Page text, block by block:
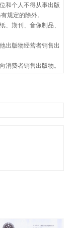
和个人不得从事出版
规定的除外。
、期刊、音像制品、
出版物经营者销售出
消费者销售出版物。